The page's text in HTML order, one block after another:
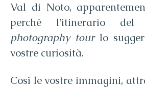
Val di Noto,
perché l’itinerario
photography tour lo
vostre curiosità.
Così le vostre immagini,